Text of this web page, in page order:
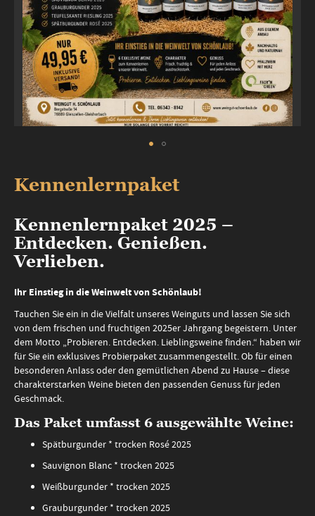
der
springen
Kennenlernpaket
Kennenlernpaket 2025 –
Entdecken. Genießen.
Verlieben.
Ihr Einstieg in die Weinwelt von Schönlaub!
Tauchen Sie ein in die Vielfalt unseres Weinguts und lassen Sie sich
von dem frischen und fruchtigen 2025er Jahrgang begeistern. Unter
dem Motto „Probieren. Entdecken. Lieblingsweine finden.“ haben wir
für Sie ein exklusives Probierpaket zusammengestellt. Ob für einen
besonderen Anlass oder den gemütlichen Abend zu Hause – diese
charakterstarken Weine bieten den passenden Genuss für jeden
Geschmack.
Das Paket umfasst 6 ausgewählte Weine:
Spätburgunder * trocken Rosé 2025
Sauvignon Blanc * trocken 2025
Weißburgunder * trocken 2025
Grauburgunder * trocken 2025